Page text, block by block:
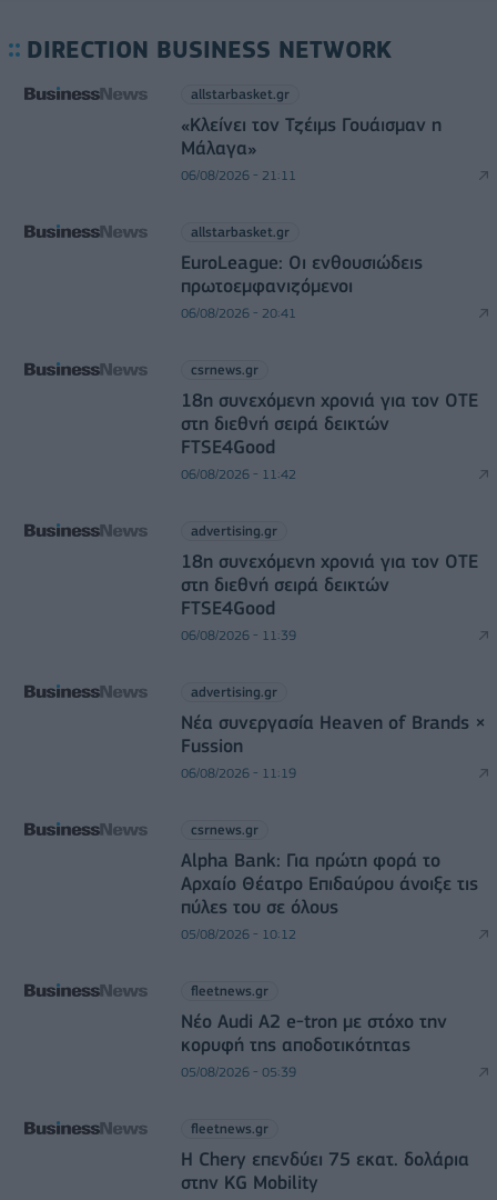
DIRECTION BUSINESS NETWORK
allstarbasket.gr
«Κλείνει τον Τζέιμς Γουάισμαν η
Μάλαγα»
06/08/2026 - 21:11
allstarbasket.gr
EuroLeague: Οι ενθουσιώδεις
πρωτοεμφανιζόμενοι
06/08/2026 - 20:41
csrnews.gr
18η συνεχόμενη χρονιά για τον ΟΤΕ
στη διεθνή σειρά δεικτών
FTSE4Good
06/08/2026 - 11:42
advertising.gr
18η συνεχόμενη χρονιά για τον ΟΤΕ
στη διεθνή σειρά δεικτών
FTSE4Good
06/08/2026 - 11:39
advertising.gr
Νέα συνεργασία Heaven of Brands ×
Fussion
06/08/2026 - 11:19
csrnews.gr
Alpha Bank: Για πρώτη φορά το
Αρχαίο Θέατρο Επιδαύρου άνοιξε τις
πύλες του σε όλους
05/08/2026 - 10:12
fleetnews.gr
Νέο Audi A2 e-tron με στόχο την
κορυφή της αποδοτικότητας
05/08/2026 - 05:39
fleetnews.gr
Η Chery επενδύει 75 εκατ. δολάρια
στην KG Mobility